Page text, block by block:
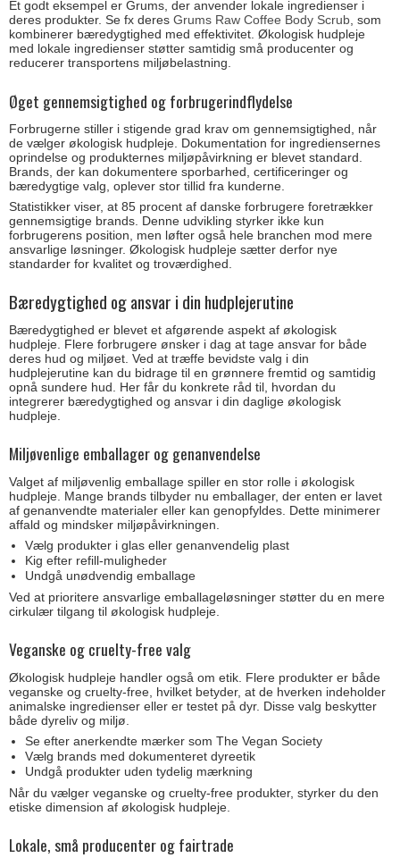
Et godt eksempel er Grums, der anvender lokale ingredienser i
deres produkter. Se fx deres Grums Raw Coffee Body Scrub , som
kombinerer bæredygtighed med effektivitet. Økologisk hudpleje
med lokale ingredienser støtter samtidig små producenter og
reducerer transportens miljøbelastning.
Øget gennemsigtighed og forbrugerindflydelse
Forbrugerne stiller i stigende grad krav om gennemsigtighed, når
de vælger økologisk hudpleje. Dokumentation for ingrediensernes
oprindelse og produkternes miljøpåvirkning er blevet standard.
Brands, der kan dokumentere sporbarhed, certificeringer og
bæredygtige valg, oplever stor tillid fra kunderne.
Statistikker viser, at 85 procent af danske forbrugere foretrækker
gennemsigtige brands. Denne udvikling styrker ikke kun
forbrugerens position, men løfter også hele branchen mod mere
ansvarlige løsninger. Økologisk hudpleje sætter derfor nye
standarder for kvalitet og troværdighed.
Bæredygtighed og ansvar i din hudplejerutine
Bæredygtighed er blevet et afgørende aspekt af økologisk
hudpleje. Flere forbrugere ønsker i dag at tage ansvar for både
deres hud og miljøet. Ved at træffe bevidste valg i din
hudplejerutine kan du bidrage til en grønnere fremtid og samtidig
opnå sundere hud. Her får du konkrete råd til, hvordan du
integrerer bæredygtighed og ansvar i din daglige økologisk
hudpleje.
Miljøvenlige emballager og genanvendelse
Valget af miljøvenlig emballage spiller en stor rolle i økologisk
hudpleje. Mange brands tilbyder nu emballager, der enten er lavet
af genanvendte materialer eller kan genopfyldes. Dette minimerer
affald og mindsker miljøpåvirkningen.
Vælg produkter i glas eller genanvendelig plast
Kig efter refill-muligheder
Undgå unødvendig emballage
Ved at prioritere ansvarlige emballageløsninger støtter du en mere
cirkulær tilgang til økologisk hudpleje.
Veganske og cruelty-free valg
Økologisk hudpleje handler også om etik. Flere produkter er både
veganske og cruelty-free, hvilket betyder, at de hverken indeholder
animalske ingredienser eller er testet på dyr. Disse valg beskytter
både dyreliv og miljø.
Se efter anerkendte mærker som The Vegan Society
Vælg brands med dokumenteret dyreetik
Undgå produkter uden tydelig mærkning
Når du vælger veganske og cruelty-free produkter, styrker du den
etiske dimension af økologisk hudpleje.
Lokale, små producenter og fairtrade